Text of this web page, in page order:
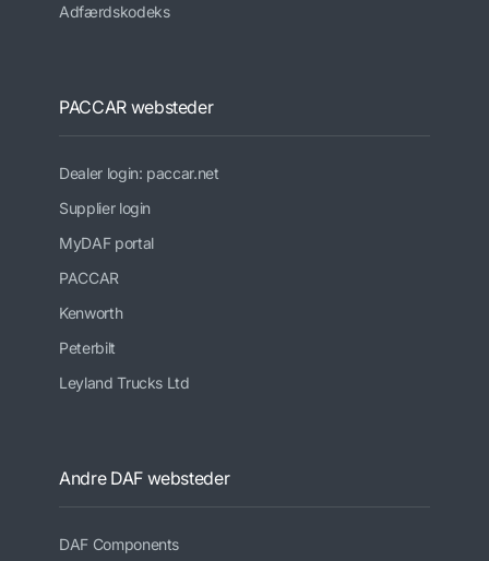
Adfærdskodeks
PACCAR websteder
Dealer login: paccar.net
Supplier login
MyDAF portal
PACCAR
Kenworth
Peterbilt
Leyland Trucks Ltd
Andre DAF websteder
DAF Components